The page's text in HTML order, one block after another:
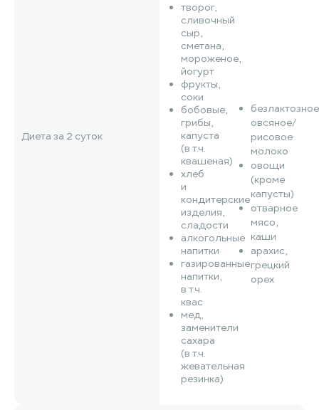
Диета за 2 суток
творог,
сливочный
сыр,
сметана,
мороженое,
йогурт
фрукты,
соки
бобовые,
грибы,
капуста
(в т.ч.
квашеная)
хлеб
и
кондитерские
изделия,
сладости
алкогольные
напитки
газированные
напитки,
в т.ч.
квас
мед,
заменители
сахара
(в т.ч.
жевательная
резинка)
овсяное/
рисовое
молоко
овощи
(кроме
капусты)
отварное
мясо,
каши
арахис,
грецкий
орех